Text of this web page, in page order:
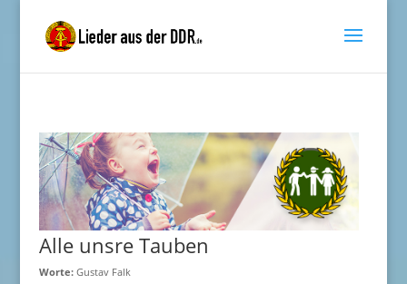
Alle unsre Tauben
Worte:Gustav Falk